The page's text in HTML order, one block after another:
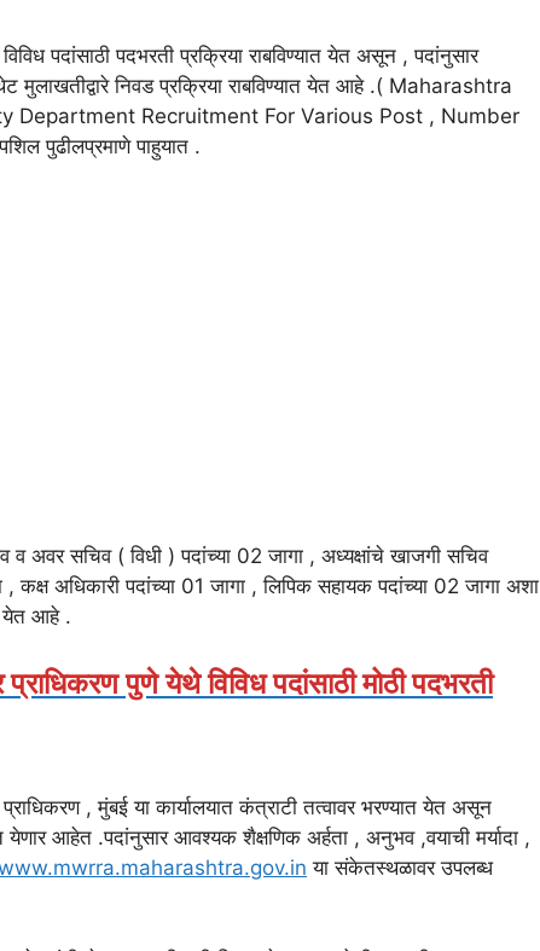
पदांसाठी पदभरती प्रक्रिया राबविण्यात येत असून , पदांनुसार
मुलाखतीद्वारे निवड प्रक्रिया राबविण्यात येत आहे .( Maharashtra
Department Recruitment For Various Post , Number
पुढीलप्रमाणे पाहुयात .
अवर सचिव ( विधी ) पदांच्या 02 जागा , अध्यक्षांचे खाजगी सचिव
कक्ष अधिकारी पदांच्या 01 जागा , लिपिक सहायक पदांच्या 02 जागा अशा
येत आहे .
पुणे येथे विविध पदांसाठी मोठी पदभरती
, मुंबई या कार्यालयात कंत्राटी तत्वावर भरण्यात येत असून
आहेत .पदांनुसार आवश्यक शैक्षणिक अर्हता , अनुभव ,वयाची मर्यादा ,
या संकेतस्थळावर उपलब्ध